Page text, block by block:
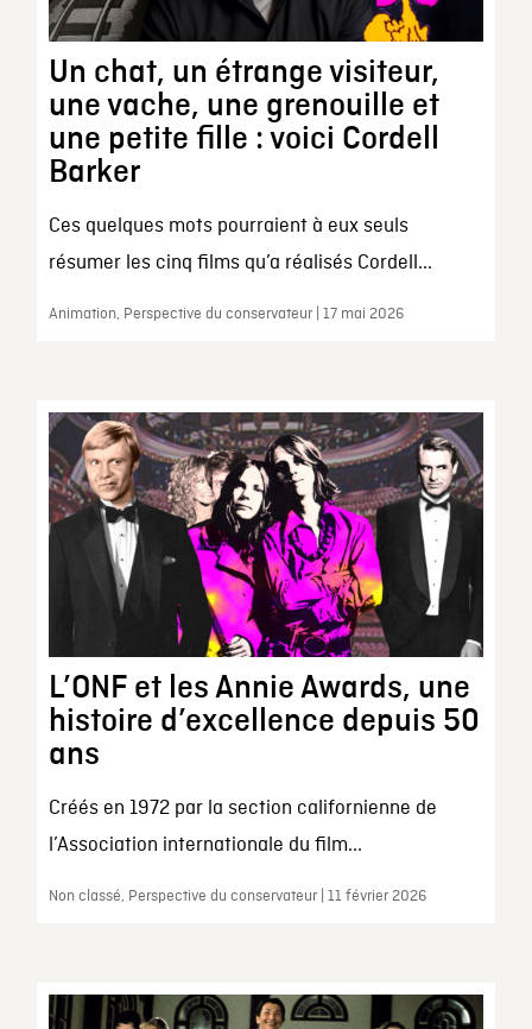
Un chat, un étrange visiteur,
une vache, une grenouille et
une petite fille : voici Cordell
Barker
Ces quelques mots pourraient à eux seuls
résumer les cinq films qu’a réalisés Cordell...
Animation, Perspective du conservateur | 17 mai 2026
L’ONF et les Annie Awards, une
histoire d’excellence depuis 50
ans
Créés en 1972 par la section californienne de
l’Association internationale du film...
Non classé, Perspective du conservateur | 11 février 2026